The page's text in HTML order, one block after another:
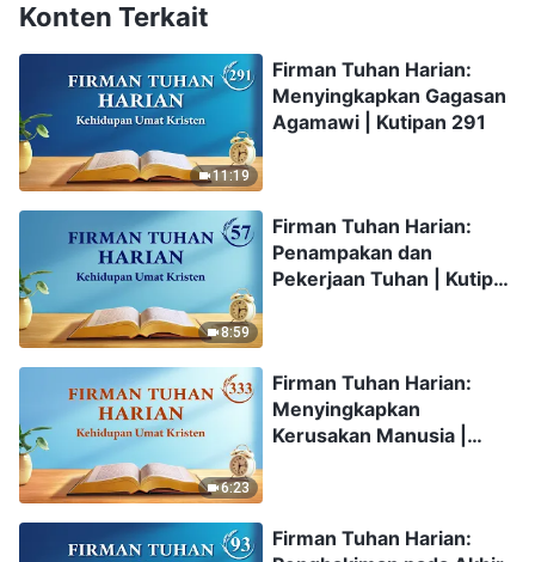
Konten Terkait
11:19
Firman Tuhan Harian:
Menyingkapkan Gagasan
Agamawi | Kutipan 291
8:59
Firman Tuhan Harian:
Penampakan dan
Pekerjaan Tuhan | Kutipan
6:23
Firman Tuhan Harian:
Menyingkapkan
Kerusakan Manusia |
Firman Tuhan Harian: